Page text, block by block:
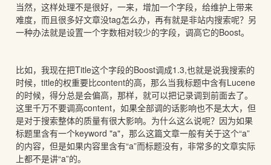
当然，这样处理不是很好，一来，增加一个字段，给维护上带来
难度，而且很多好文章没tag怎么办，再有就是非站内搜索呢？另
一种办法就是设置一个字数相对较少的字段，调高它的Boost。
比如，我现在把Title这个字段的Boost调成1.3,也就是说我搜索的
时候，title的权重要比content的高，那么当我标题中含有Lucene
的时候，得分总是会偏高，那样，就可以把记录调到前面去了。
这里千万不要调高content，如果全部调的话影响也不是太大，但
是对于搜索整体的质量有很大影响。为什么这么说呢？因为如果
标题里含有一个keyword "a"，那么这篇文章一般有关于这个“a”
的内容，但是如果内容里含有“a”而标题没有，非常多的文章实际
上都不是讲“a”的。